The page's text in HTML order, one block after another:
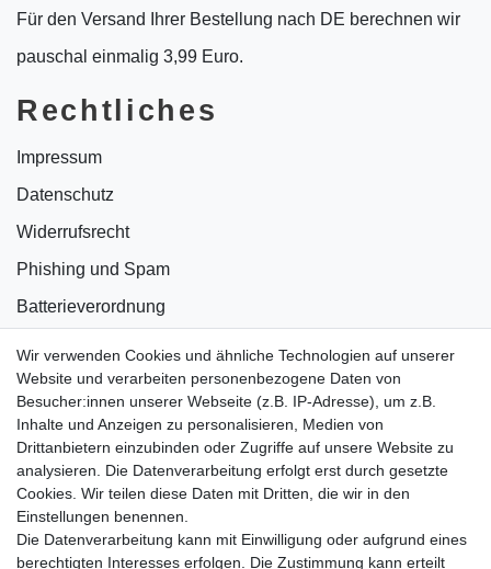
Wir verwenden Cookies und ähnliche Technologien auf unserer
Website und verarbeiten personenbezogene Daten von
Besucher:innen unserer Webseite (z.B. IP-Adresse), um z.B.
Inhalte und Anzeigen zu personalisieren, Medien von
Drittanbietern einzubinden oder Zugriffe auf unsere Website zu
analysieren. Die Datenverarbeitung erfolgt erst durch gesetzte
Cookies. Wir teilen diese Daten mit Dritten, die wir in den
Einstellungen benennen.
Die Datenverarbeitung kann mit Einwilligung oder aufgrund eines
berechtigten Interesses erfolgen. Die Zustimmung kann erteilt
Für den Versand Ihrer Bestellung nach DE berechnen wir
pauschal einmalig 3,99 Euro.
Rechtliches
Impressum
Datenschutz
Widerrufsrecht
Phishing und Spam
Batterieverordnung
Bildnachweise
AGB
Vertrag widerrufen
B2BKunden